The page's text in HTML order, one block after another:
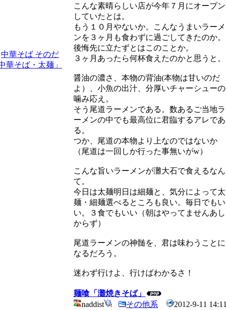
こんな素晴らしい店が今年７月にオープン
していたとは。
もう１０月やないか。こんなうまいラーメ
ンを３ヶ月も食わずに過ごしてきたのか。
後悔先に立たずとはこのことか。
３ヶ月あったら何杯食えたのかと思うと。
醤油の濃さ、本物の背油(本物は甘いのだ
よ）、小魚の出汁、分厚いチャーシューの
噛み応え。
そう尾道ラーメンである。数あるご当地ラ
ーメンの中でも最高位に君臨するアレであ
る。
つか、尾道の本物より上なのではないか
（尾道は一回しか行った事無いがw）
こんな旨いラーメンが灘大石で食えるなん
て。
今日は太麺明日は細麺と、気分によって太
麺・細麺選べるところも良い。毎日でもい
い。３食でもいい（朝はやってませんあし
からず）
尾道ラーメンの神髄を、君は味わうことに
なるだろう。
迷わず行けよ、行けばわかるさ！
麺喰「灘焼きそば」
naddist
その他系
2012-9-11 14:11